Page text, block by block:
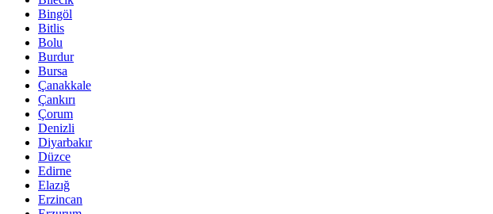
Bingöl
Bitlis
Bolu
Burdur
Bursa
Çanakkale
Çankırı
Çorum
Denizli
Diyarbakır
Düzce
Edirne
Elazığ
Erzincan